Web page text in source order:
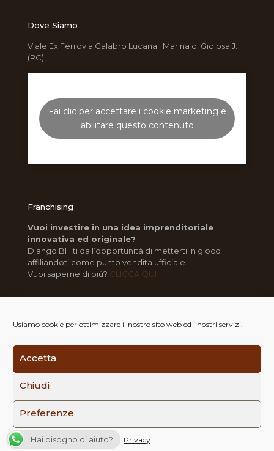
Usiamo cookie per ottimizzare il nostro sito web ed i nostri servizi.
Accetta
Chiudi
Preferenze
Privacy
Dove Siamo
Viale Ex Ferrovia Calabro Lucana | Marina di Gioiosa J.
(RC)
Fai clic per accettare i cookie marketing e
abilitare questo contenuto
Franchising
Vuoi investire in una idea imprenditoriale
innovativa ed originale?
Django BH ti da l’opportunità di metterti in gioco
affiliandoti come punto vendita ufficiale.
Vuoi saperne di più? CLICCA QUI
© 2014-2022 Django Burger House | All Rights Reserved
| P.I. 02852530803 | REA RC-194657 | Powered by
Hai bisogno di aiuto?